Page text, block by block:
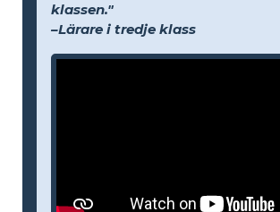
klassen."
–Lärare i tredje klass